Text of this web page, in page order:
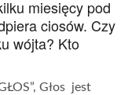
miesięcy pod
ciosów. Czy
wójta? Kto
Głos jest